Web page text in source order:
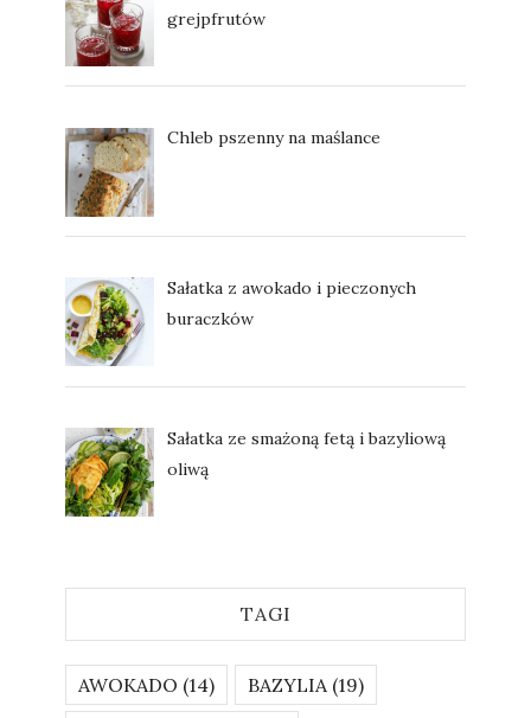
grejpfrutów
Chleb pszenny na maślance
Sałatka z awokado i pieczonych
buraczków
Sałatka ze smażoną fetą i bazyliową
oliwą
TAGI
AWOKADO (14) BAZYLIA(19)